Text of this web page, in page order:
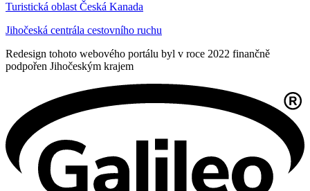
Turistická oblast Česká Kanada
Jihočeská centrála cestovního ruchu
Redesign tohoto webového portálu byl v roce 2022 finančně
podpořen Jihočeským krajem